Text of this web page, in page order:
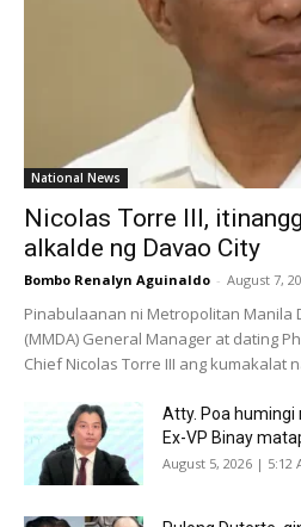
National News
Nicolas Torre III,
alkalde ng Davao City
Bombo Renalyn Aguinaldo - August 7,
Pinabulaanan ni Metropolitan Manila
(MMDA) General Manager at dating
Chief Nicolas Torre III ang kumakalat
Atty. Poa humingi
Ex-VP Binay
August 5, 2026 | 5:12